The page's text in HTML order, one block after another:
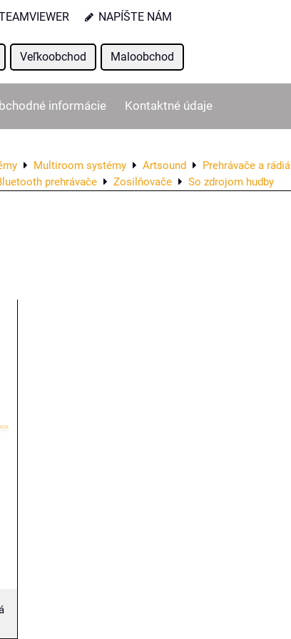
NAPÍŠTE NÁM
Veľkoobchod Maloobchod
informácie Kontaktné údaje
Multiroom systémy Artsound Prehrávače a rádiá
prehrávače Zosilňovače So zdrojom hudby